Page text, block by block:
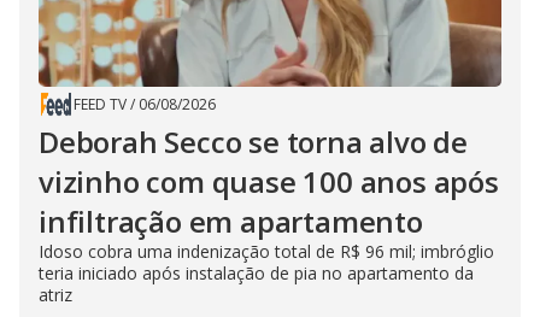
FEED TV/ 06/08/2026
Deborah Secco se torna alvo de
vizinho com quase 100 anos após
infiltração em apartamento
Idoso cobra uma indenização total de R$ 96 mil; imbróglio
teria iniciado após instalação de pia no apartamento da
atriz